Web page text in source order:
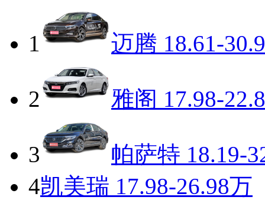
1 迈腾 18.61-
2 雅阁 17.98-
3 帕萨特 18.19-
4凯美瑞 17.98-26.98万